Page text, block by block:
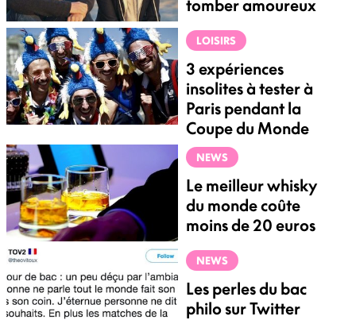
tomber amoureux
LOISIRS
3 expériences
insolites à tester à
Paris pendant la
Coupe du Monde
NEWS
Le meilleur whisky
du monde coûte
moins de 20 euros
NEWS
Les perles du bac
philo sur Twitter